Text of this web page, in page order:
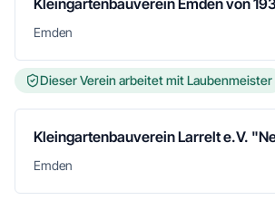
Kleingartenbauverein Emden von
Emden
Dieser Verein arbeitet mit Laubenmeister
Kleingartenbauverein Larrelt e.V.
Emden